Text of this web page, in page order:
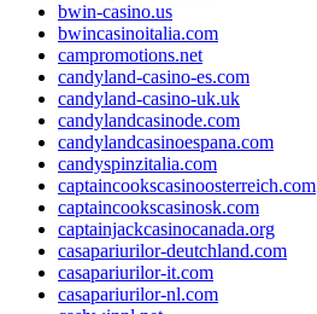
bwin-casino.us
bwincasinoitalia.com
campromotions.net
candyland-casino-es.com
candyland-casino-uk.uk
candylandcasinode.com
candylandcasinoespana.com
candyspinzitalia.com
captaincookscasinoosterreich.com
captaincookscasinosk.com
captainjackcasinocanada.org
casapariurilor-deutchland.com
casapariurilor-it.com
casapariurilor-nl.com